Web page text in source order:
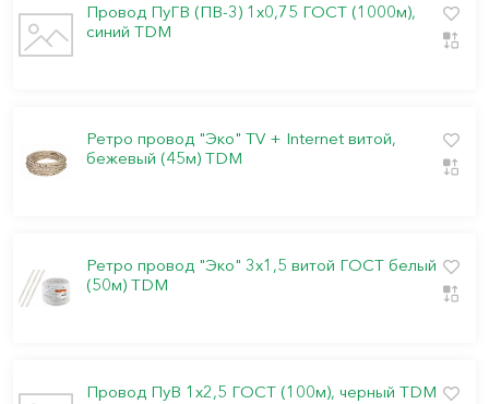
Провод ПуГВ (ПВ-3) 1х0,75 ГОСТ (1000м),
синий TDM
Ретро провод "Эко" TV + Internet витой,
бежевый (45м) TDM
Ретро провод "Эко" 3х1,5 витой ГОСТ белый
(50м) TDM
Провод ПуВ 1х2,5 ГОСТ (100м), черный TDM